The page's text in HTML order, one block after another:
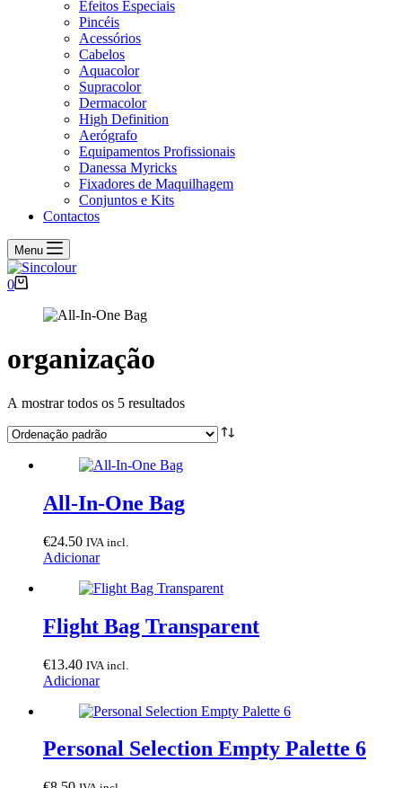
Efeitos Especiais
Pincéis
Acessórios
Cabelos
Aquacolor
Supracolor
Dermacolor
High Definition
Aerógrafo
Equipamentos Profissionais
Danessa Myricks
Fixadores de Maquilhagem
Conjuntos e Kits
Contactos
Menu
Carrinho
compras
0
organização
A mostrar todos os 5 resultados
All-In-One Bag
€24.50 IVA incl.
Adicionar
Flight Bag Transparent
€13.40 IVA incl.
Adicionar
Personal Selection Empty Palette 6